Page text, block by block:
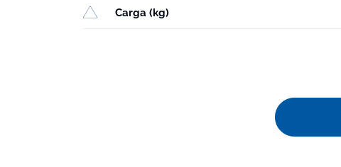
Carga (kg)